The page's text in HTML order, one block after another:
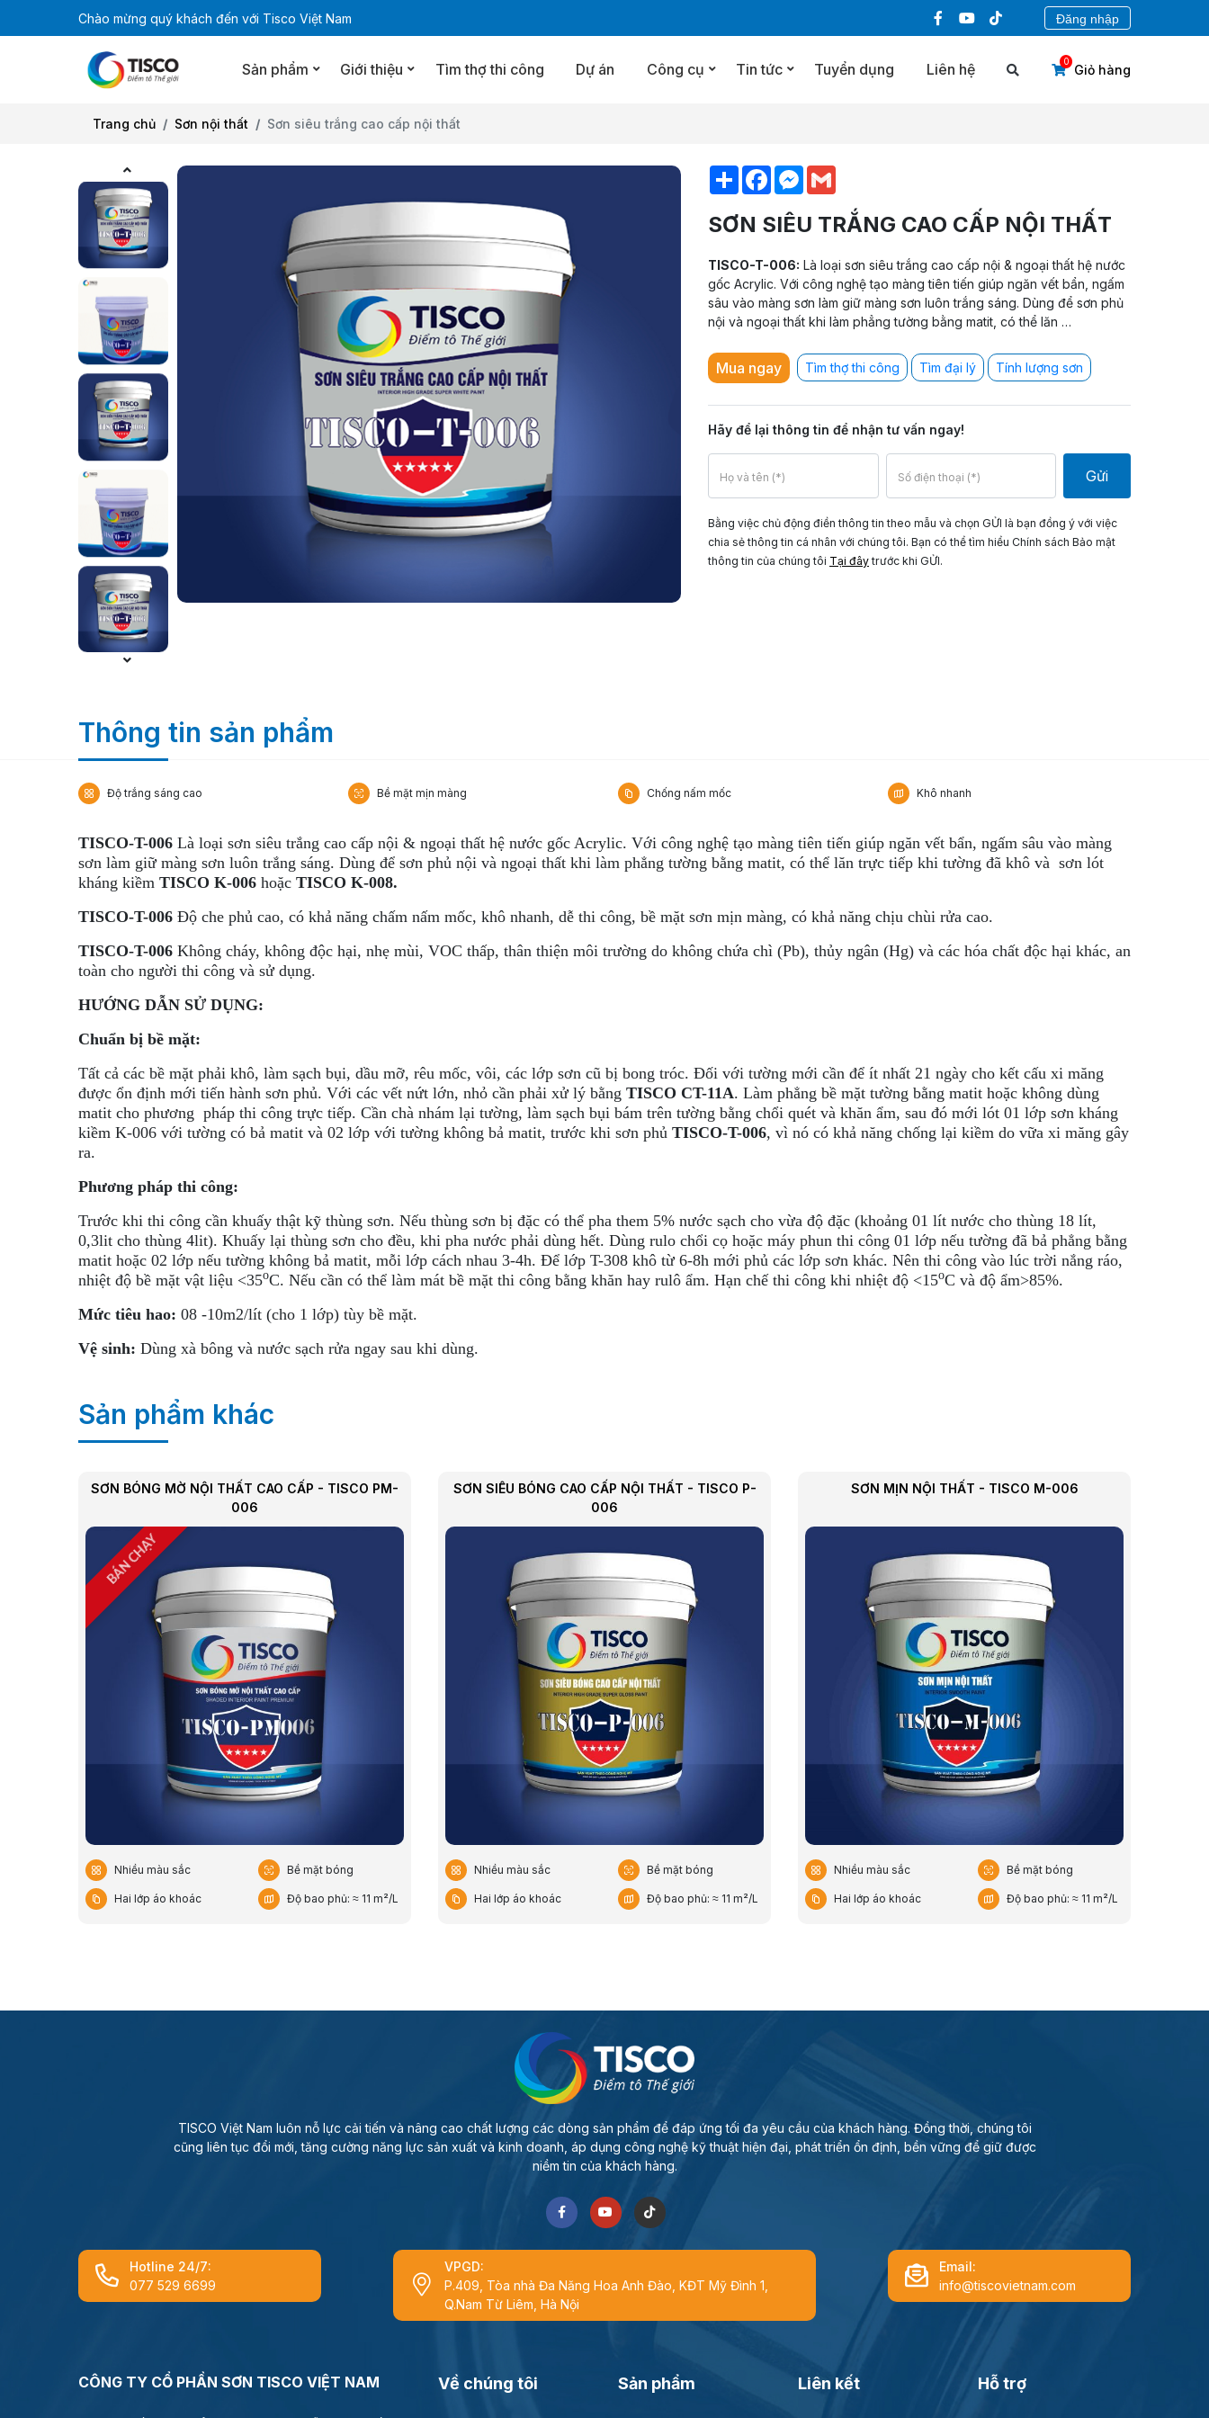
Chào mừng quý khách đến với Tisco Việt Nam Đăng nhập
Sản phẩm Giới thiệu Tìm thợ thi công Dự án Công cụ Tin tức Tuyển dụng Liên hệ 0
Giỏ hàng
Trang chủ Sơn nội thất Sơn siêu trắng cao cấp nội thất
Chia
sẻ
FacebookMessenger
SƠN SIÊU TRẮNG CAO CẤP NỘI THẤT
TISCO-T-006: Là loại sơn siêu trắng cao cấp nội & ngoại thất hệ nước
gốc Acrylic. Với công nghệ tạo màng tiên tiến giúp ngăn vết bẩn, ngấm
sâu vào màng sơn làm giữ màng sơn luôn trắng sáng. Dùng để sơn phủ
nội và ngoại thất khi làm phẳng tường bằng matit, có thể lăn …
Mua ngay Tìm thợ thi công Tìm đại lý Tính lượng sơn
Hãy để lại thông tin để nhận tư vấn ngay!
Gửi
Bằng việc chủ động điền thông tin theo mẫu và chọn GỬI là bạn đồng ý với việc
chia sẻ thông tin cá nhân với chúng tôi. Bạn có thể tìm hiểu Chính sách Bảo mật
thông tin của chúng tôi Tại đâytrước khi GỬI.
Thông tin sản phẩm
Độ trắng sáng cao Bề mặt mịn màng Chống nấm mốc Khô nhanh
TISCO-T-006 Là loại sơn siêu trắng cao cấp nội & ngoại thất hệ nước gốc Acrylic. Với công nghệ tạo màng tiên tiến giúp ngăn vết bẩn, ngấm sâu vào màng
sơn làm giữ màng sơn luôn trắng sáng. Dùng để sơn phủ nội và ngoại thất khi làm phẳng tường bằng matit, có thể lăn trực tiếp khi tường đã khô và sơn lót
kháng kiềm TISCO K-006 hoặc TISCO K-008.
TISCO-T-006 Độ che phủ cao, có khả năng chấm nấm mốc, khô nhanh, dễ thi công, bề mặt sơn mịn màng, có khả năng chịu chùi rửa cao.
TISCO-T-006 Không cháy, không độc hại, nhẹ mùi, VOC thấp, thân thiện môi trường do không chứa chì (Pb), thủy ngân (Hg) và các hóa chất độc hại khác, an
toàn cho người thi công và sử dụng.
HƯỚNG DẪN SỬ DỤNG:
Chuẩn bị bề mặt:
Tất cả các bề mặt phải khô, làm sạch bụi, dầu mỡ, rêu mốc, vôi, các lớp sơn cũ bị bong tróc. Đối với tường mới cần để ít nhất 21 ngày cho kết cấu xi măng
được ổn định mới tiến hành sơn phủ. Với các vết nứt lớn, nhỏ cần phải xử lý bằng TISCO CT-11A. Làm phẳng bề mặt tường bằng matit hoặc không dùng
matit cho phương pháp thi công trực tiếp. Cần chà nhám lại tường, làm sạch bụi bám trên tường bằng chổi quét và khăn ẩm, sau đó mới lót 01 lớp sơn kháng
kiềm K-006 với tường có bả matit và 02 lớp với tường không bả matit, trước khi sơn phủ TISCO-T-006, vì nó có khả năng chống lại kiềm do vữa xi măng gây
ra.
Phương pháp thi công:
Trước khi thi công cần khuấy thật kỹ thùng sơn. Nếu thùng sơn bị đặc có thể pha them 5% nước sạch cho vừa độ đặc (khoảng 01 lít nước cho thùng 18 lít,
0,3lit cho thùng 4lit). Khuấy lại thùng sơn cho đều, khi pha nước phải dùng hết. Dùng rulo chổi cọ hoặc máy phun thi công 01 lớp nếu tường đã bả phẳng bằng
matit hoặc 02 lớp nếu tường không bả matit, mỗi lớp cách nhau 3-4h. Để lớp T-308 khô từ 6-8h mới phủ các lớp sơn khác. Nên thi công vào lúc trời nắng ráo,
nhiệt độ bề mặt vật liệu <35oC. Nếu cần có thể làm mát bề mặt thi công bằng khăn hay rulô ẩm. Hạn chế thi công khi nhiệt độ <15oC và độ ẩm>85%.
Mức tiêu hao: 08 -10m2/lít (cho 1 lớp) tùy bề mặt.
Vệ sinh: Dùng xà bông và nước sạch rửa ngay sau khi dùng.
Sản phẩm khác
SƠN BÓNG MỜ NỘI THẤT CAO CẤP - TISCO PM-
006
BÁN CHẠY
Nhiều màu sắc Bề mặt bóng
Hai lớp áo khoác Độ bao phủ: ≈ 11 m²/L
SƠN SIÊU BÓNG CAO CẤP NỘI THẤT - TISCO P-
006
Nhiều màu sắc Bề mặt bóng
Hai lớp áo khoác Độ bao phủ: ≈ 11 m²/L
SƠN MỊN NỘI THẤT - TISCO M-006
Nhiều màu sắc Bề mặt bóng
Hai lớp áo khoác Độ bao phủ: ≈ 11 m²/L
TISCO Việt Nam luôn nỗ lực cải tiến và nâng cao chất lượng các dòng sản phẩm để đáp ứng tối đa yêu cầu của khách hàng. Đồng thời, chúng tôi
cũng liên tục đổi mới, tăng cường năng lực sản xuất và kinh doanh, áp dụng công nghệ kỹ thuật hiện đại, phát triển ổn định, bền vững để giữ được
niềm tin của khách hàng.
Hotline 24/7:
077 529 6699
VPGD:
P.409, Tòa nhà Đa Năng Hoa Anh Đào, KĐT Mỹ Đình 1,
Q.Nam Từ Liêm, Hà Nội
Email:
info@tiscovietnam.com
CÔNG TY CỔ PHẦN SƠN TISCO VIỆT NAM Về chúng tôi Sản phẩm Liên kết Hỗ trợ